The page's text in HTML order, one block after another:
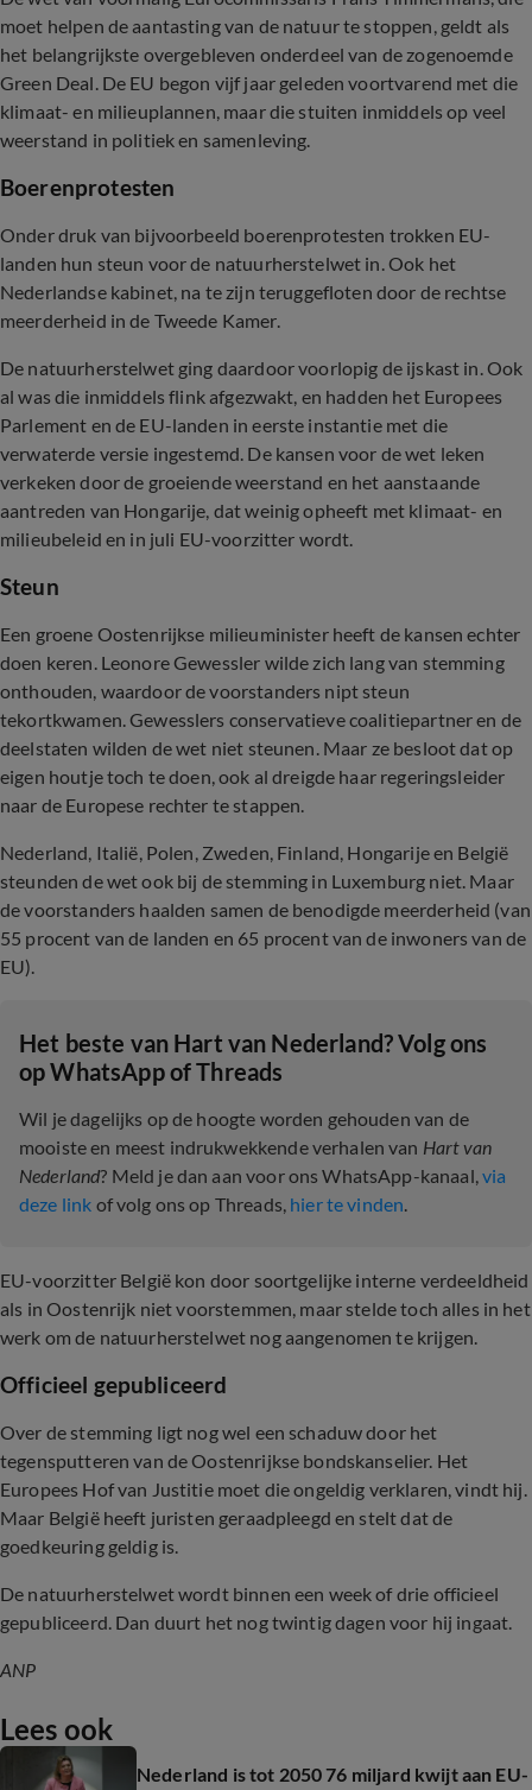
moet helpen de aantasting van de natuur te stoppen, geldt als
het belangrijkste overgebleven onderdeel van de zogenoemde
Green Deal. De EU begon vijf jaar geleden voortvarend met die
klimaat- en milieuplannen, maar die stuiten inmiddels op veel
weerstand in politiek en samenleving.
Boerenprotesten
Onder druk van bijvoorbeeld boerenprotesten trokken EU-
landen hun steun voor de natuurherstelwet in. Ook het
Nederlandse kabinet, na te zijn teruggefloten door de rechtse
meerderheid in de Tweede Kamer.
De natuurherstelwet ging daardoor voorlopig de ijskast in. Ook
al was die inmiddels flink afgezwakt, en hadden het Europees
Parlement en de EU-landen in eerste instantie met die
verwaterde versie ingestemd. De kansen voor de wet leken
verkeken door de groeiende weerstand en het aanstaande
aantreden van Hongarije, dat weinig opheeft met klimaat- en
milieubeleid en in juli EU-voorzitter wordt.
Steun
Een groene Oostenrijkse milieuminister heeft de kansen echter
doen keren. Leonore Gewessler wilde zich lang van stemming
onthouden, waardoor de voorstanders nipt steun
tekortkwamen. Gewesslers conservatieve coalitiepartner en de
deelstaten wilden de wet niet steunen. Maar ze besloot dat op
eigen houtje toch te doen, ook al dreigde haar regeringsleider
naar de Europese rechter te stappen.
Nederland, Italië, Polen, Zweden, Finland, Hongarije en België
steunden de wet ook bij de stemming in Luxemburg niet. Maar
de voorstanders haalden samen de benodigde meerderheid (van
55 procent van de landen en 65 procent van de inwoners van de
EU).
Het beste van Hart van Nederland? Volg ons
op WhatsApp of Threads
Wil je dagelijks op de hoogte worden gehouden van de
mooiste en meest indrukwekkende verhalen van Hart van
Nederland? Meld je dan aan voor ons WhatsApp-kanaal,via
deze link of volg ons op Threads, hier te vinden.
EU-voorzitter België kon door soortgelijke interne verdeeldheid
als in Oostenrijk niet voorstemmen, maar stelde toch alles in het
werk om de natuurherstelwet nog aangenomen te krijgen.
Officieel gepubliceerd
Over de stemming ligt nog wel een schaduw door het
tegensputteren van de Oostenrijkse bondskanselier. Het
Europees Hof van Justitie moet die ongeldig verklaren, vindt hij.
Maar België heeft juristen geraadpleegd en stelt dat de
goedkeuring geldig is.
De natuurherstelwet wordt binnen een week of drie officieel
gepubliceerd. Dan duurt het nog twintig dagen voor hij ingaat.
ANP
Lees ook
Nederland is tot 2050 76 miljard kwijt aan EU-